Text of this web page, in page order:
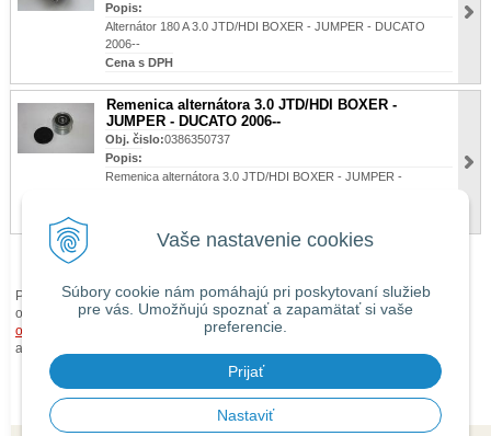
Vaše nastavenie cookies
Súbory cookie nám pomáhajú pri poskytovaní služieb
pre vás. Umožňujú spoznať a zapamätať si vaše
preferencie.
Prijať
Nastaviť
Popis:
Alternátor 180 A 3.0 JTD/HDI BOXER - JUMPER - DUCATO
2006--
Cena s DPH
Remenica alternátora 3.0 JTD/HDI BOXER -
JUMPER - DUCATO 2006--
Obj. čislo:0386350737
Popis:
Remenica alternátora 3.0 JTD/HDI BOXER - JUMPER -
Pri zaslaní tovaru mimo územia Slovenskej republiky budú ku každej
objednávke prirátanénáklady na dopravu mimo územia SR podľa
obchodných podmienok
. O cene Vás budeme vopred informovať telefonicky
alebo e-mailom.